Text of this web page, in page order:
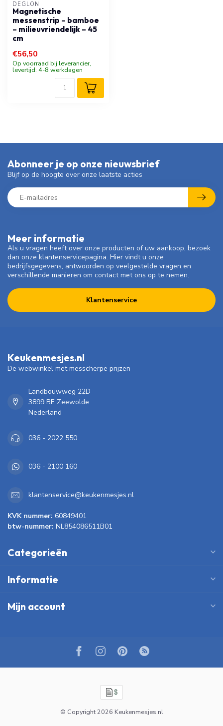
DÉGLON
Magnetische
messenstrip – bamboe
– milieuvriendelijk – 45
cm
€56,50
Op voorraad bij leverancier,
levertijd: 4-8 werkdagen
Meer informatie
Als u vragen heeft over onze producten of uw aankoop, bezoek
dan onze klantenservicepagina. Hier vindt u onze
bedrijfsgegevens, antwoorden op veelgestelde vragen en
verschillende manieren om contact met ons op te nemen.
Klantenservice
Abonneer je op onze nieuwsbrief
Blijf op de hoogte over onze laatste acties
Keukenmesjes.nl
De webwinkel met messcherpe prijzen
Landbouwweg 22D
3899 BE Zeewolde
Nederland
036 - 2022 550
036 - 2100 160
klantenservice@keukenmesjes.nl
KVK nummer: 60849401
btw-nummer: NL854086511B01
Categorieën
Informatie
Mijn account
© Copyright 2026 Keukenmesjes.nl